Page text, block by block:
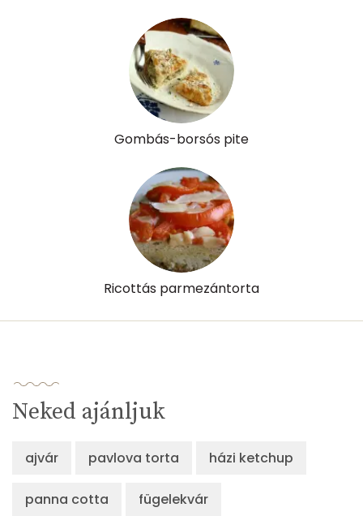
Gombás-borsós pite
Ricottás parmezántorta
Neked ajánljuk
ajvár pavlova torta házi ketchup
panna cotta fügelekvár